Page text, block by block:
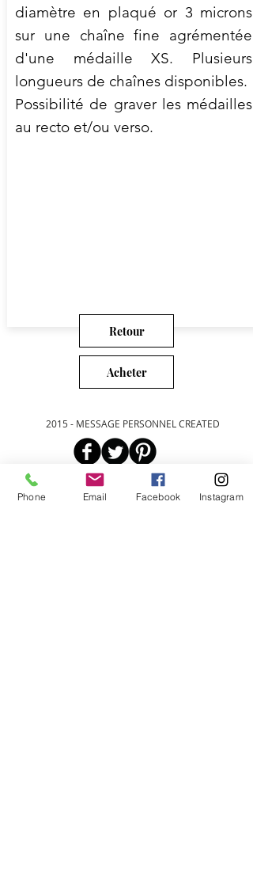
diamètre en plaqué or 3 microns
sur une chaîne fine agrémentée
d'une médaille XS. Plusieurs
longueurs de chaînes disponibles.
Possibilité de graver les médailles
au recto et/ou verso.
Retour
Acheter
2015 - MESSAGE PERSONNEL CREATED
Bienvenue
Phone Email Facebook Instagram